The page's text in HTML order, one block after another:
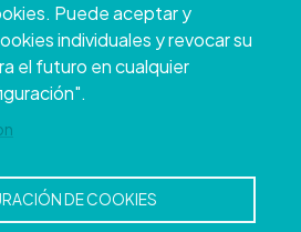
Puede aceptar y
individuales y revocar su
el futuro en cualquier
DE COOKIES
Deputación Provincial de
os dereitos reservados
de